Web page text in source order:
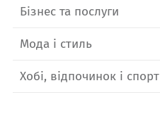
Бізнес та послуги
Мода і стиль
Хобі, відпочинок і спорт